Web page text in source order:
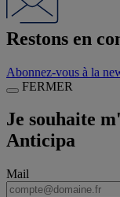
Restons en
Abonnez-vous à la
FERMER
Je souhaite
Anticipa
Mail